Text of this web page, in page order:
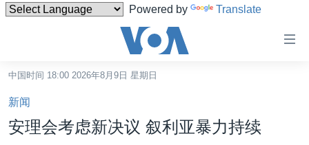
Powered by Translate
碍
链
接
跳
中国时间 18:00 2026年8月9日 星期日
新闻
安理会考虑新决议 叙利亚暴力持续